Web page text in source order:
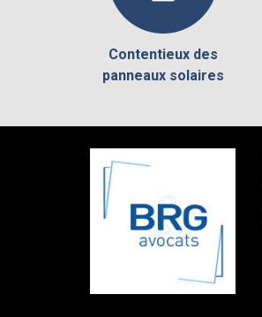
Contentieux des
panneaux solaires